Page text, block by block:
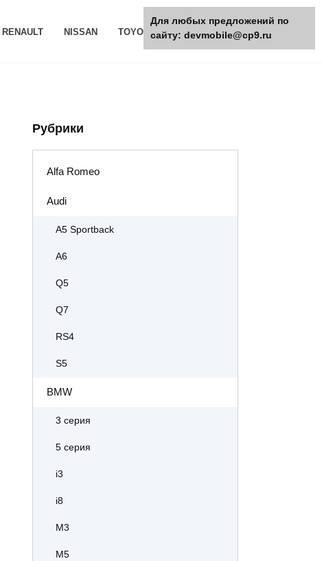
RENAULT NISSAN TOYOTA РАЗНОЕ
Рубрики
Alfa Romeo
Audi
A5 Sportback
A6
Q5
Q7
RS4
S5
BMW
3 серия
5 серия
i3
i8
M3
M5
Для любых предложений по
сайту: devmobile@cp9.ru